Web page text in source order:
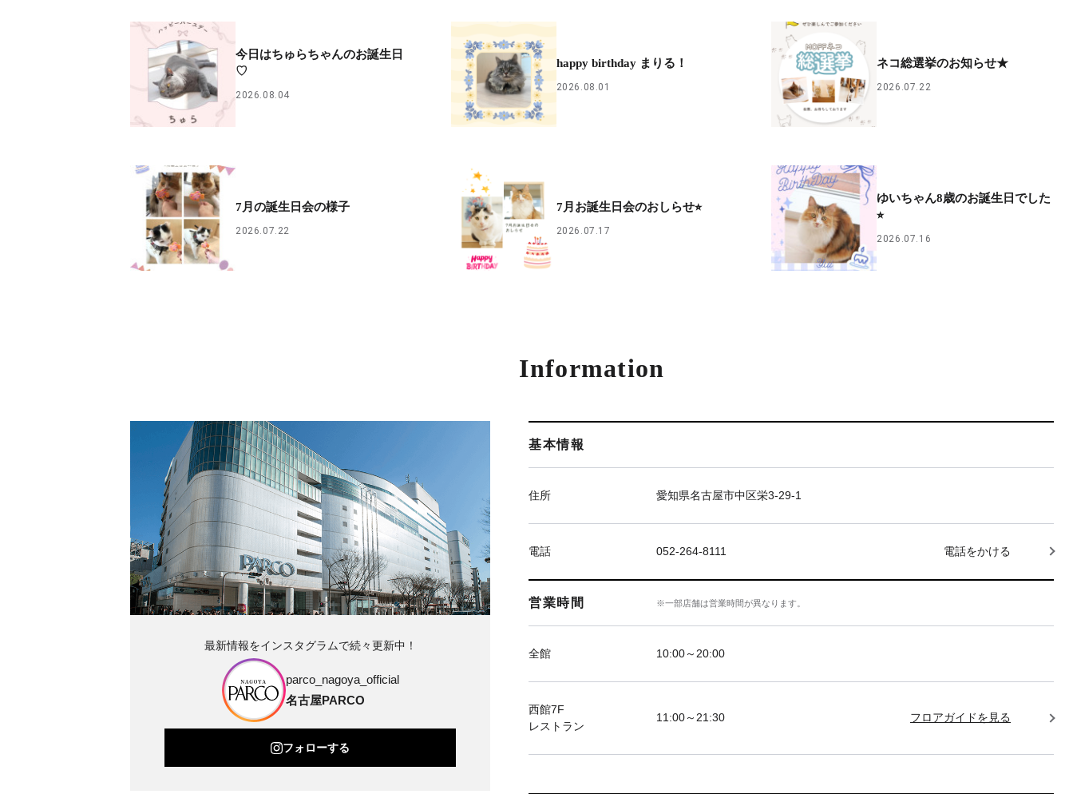
今日はちゅらちゃんのお誕生日
♡
2026.08.04
happy birthday まりる！
2026.08.01
ネコ総選挙のお知らせ★
2026.07.22
7月の誕生日会の様子
2026.07.22
7月お誕生日会のおしらせ⭐︎
2026.07.17
ゆいちゃん8歳のお誕生日でした
⭐︎
2026.07.16
Information
基本情報
住所 愛知県名古屋市中区栄3-29-1
電話 052-264-8111 電話をかける
営業時間 ※一部店舗は営業時間が異なります。
全館 10:00～20:00
西館7F
レストラン
11:00～21:30 フロアガイドを見る
最新情報をインスタグラムで続々更新中！
parco_nagoya_official
名古屋PARCO
フォローする